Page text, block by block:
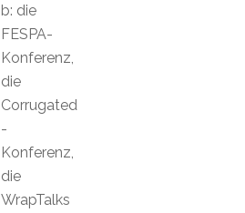
b: die
FESPA-
Konferenz,
die
Corrugated
-
Konferenz,
die
WrapTalks